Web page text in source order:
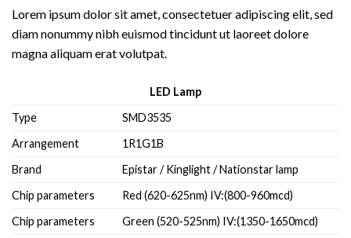
Lorem ipsum dolor sit amet, consectetuer adipiscing elit, sed
diam nonummy nibh euismod tincidunt ut laoreet dolore
magna aliquam erat volutpat.
LED Lamp
Type
SMD3535
Arrangement
1R1G1B
Brand
Epistar / Kinglight / Nationstar lamp
Chip parameters
Red (620-625nm) IV:(800-960mcd)
Chip parameters
Green (520-525nm) IV:(1350-1650mcd)